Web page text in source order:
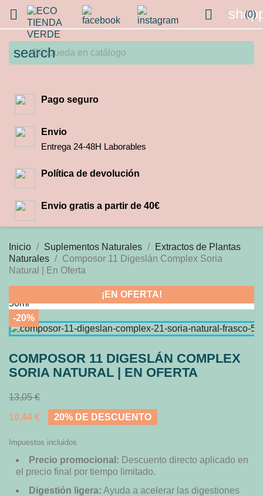
 (0)

search
Pago seguro
Envio
Entrega 24-48H Laborables
Política de devolución
Envio gratis a partir de 40€
Inicio Suplementos Naturales
Extractos de Plantas
Naturales
Composor 11 Digeslán Complex Soria
Natural | En Oferta
¡EN OFERTA!
-20%
COMPOSOR 11 DIGESLÁN COMPLEX
SORIA NATURAL | EN OFERTA
13,05 €
10,44 €
20% DE DESCUENTO
Impuestos incluidos
Precio promocional: Descuento directo aplicado en
el precio final por tiempo limitado.
Digestión ligera: Ayuda a acelerar las digestiones